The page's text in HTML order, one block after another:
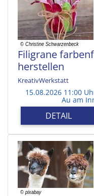
Filigrane
herstellen
KreativWerkstatt
15.08.2026 11:00
Au am
DETAIL